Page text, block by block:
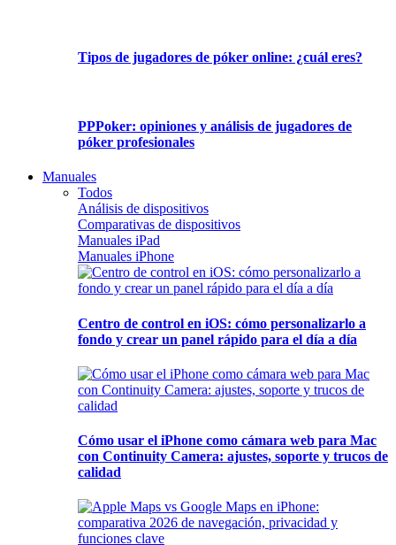
Tipos de jugadores de póker online: ¿cuál eres?
PPPoker: opiniones y análisis de jugadores de
póker profesionales
Manuales
Todos
Análisis de dispositivos
Comparativas de dispositivos
Manuales iPad
Manuales iPhone
Centro de control en iOS: cómo personalizarlo a
fondo y crear un panel rápido para el día a día
Cómo usar el iPhone como cámara web para Mac
con Continuity Camera: ajustes, soporte y trucos de
calidad